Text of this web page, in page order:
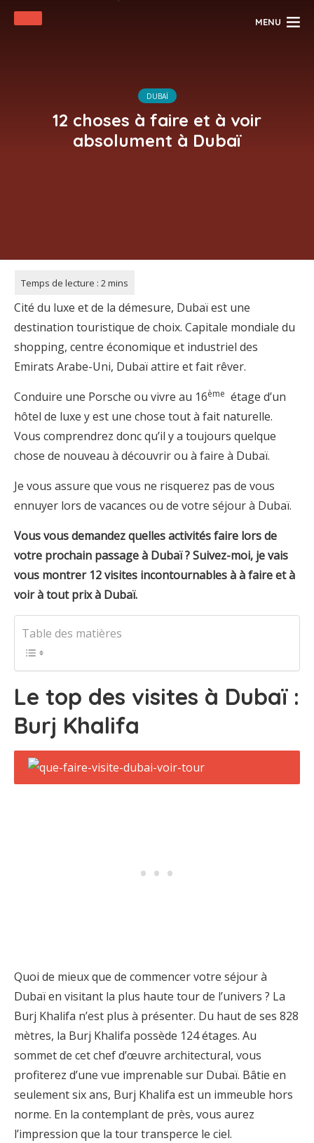
MENU
DUBAÏ
12 choses à faire et à voir
absolument à Dubaï
Cité du luxe et de la démesure, Dubaï est une
destination touristique de choix. Capitale mondiale du
shopping, centre économique et industriel des
Emirats Arabe-Uni, Dubaï attire et fait rêver.
Conduire une Porsche ou vivre au 16ème étage d’un
hôtel de luxe y est une chose tout à fait naturelle.
Vous comprendrez donc qu’il y a toujours quelque
chose de nouveau à découvrir ou à faire à Dubaï.
Je vous assure que vous ne risquerez pas de vous
ennuyer lors de vacances ou de votre séjour à Dubaï.
Vous vous demandez quelles activités faire lors de
votre prochain passage à Dubaï ? Suivez-moi, je vais
vous montrer 12 visites incontournables à à faire et à
voir à tout prix à Dubaï.
Table des matières
Le top des visites à Dubaï :
Burj Khalifa
Quoi de mieux que de commencer votre séjour à
Dubaï en visitant la plus haute tour de l’univers ? La
Burj Khalifa n’est plus à présenter. Du haut de ses 828
mètres, la Burj Khalifa possède 124 étages. Au
sommet de cet chef d’œuvre architectural, vous
profiterez d’une vue imprenable sur Dubaï. Bâtie en
seulement six ans, Burj Khalifa est un immeuble hors
norme. En la contemplant de près, vous aurez
l’impression que la tour transperce le ciel.